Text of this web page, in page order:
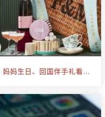
送给妈妈的礼物推荐 | 母亲节、妈妈生日、回国伴手礼看这篇就够了